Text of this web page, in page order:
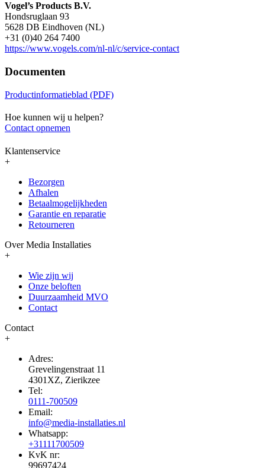
Vogel’s Products B.V.
Hondsruglaan 93
5628 DB Eindhoven (NL)
+31 (0)40 264 7400
https://www.vogels.com/nl-nl/c/service-contact
Documenten
Productinformatieblad (PDF)
Hoe kunnen wij u helpen?
Contact opnemen
Klantenservice
+
Bezorgen
Afhalen
Betaalmogelijkheden
Garantie en reparatie
Retourneren
Over Media Installaties
+
Wie zijn wij
Onze beloften
Duurzaamheid MVO
Contact
Contact
+
Adres:
Grevelingenstraat 11
4301XZ, Zierikzee
Tel:
0111-700509
Email:
info@media-installaties.nl
Whatsapp:
+31111700509
KvK nr:
99697424